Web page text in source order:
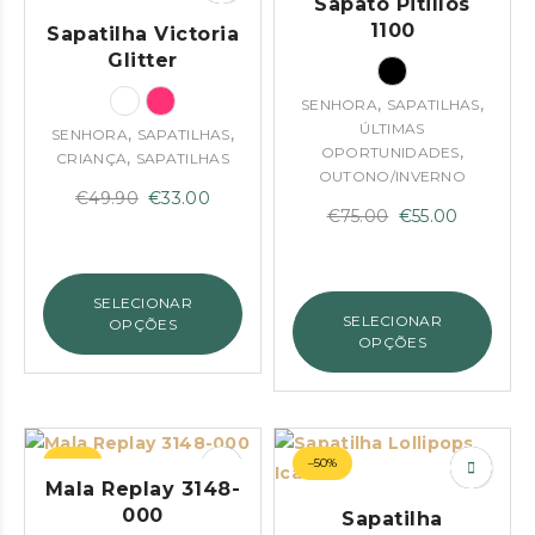
Sapatilha Victoria
Glitter
SENHORA, SAPATILHAS,
CRIANÇA, SAPATILHAS
€49.90 O
€49.90.
€33.00
é:
€33.00.
SELECIONAR
OPÇÕES
1100
SENHORA, SAPATILHAS,
ÚLTIMAS
OPORTUNIDADES,
OUTONO/INVERNO
€75.00 O
€75.00.
€55.00
é:
€55.00.
SELECIONAR
OPÇÕES
–34%
Mala Replay 3148-
000
–50%
Sapatilha